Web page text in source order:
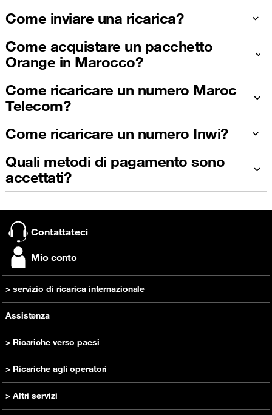
Come inviare una ricarica?
Come acquistare un pacchetto
Orange in Marocco?
Come ricaricare un numero Maroc
Telecom?
Come ricaricare un numero Inwi?
Quali metodi di pagamento sono
accettati?
> servizio di ricarica internazionale
inviare una ricarica
Assistenza
> Ricariche verso paesi
Ricarica Camerun
Ricarica RD Congo
Ricarica Costa d'Avorio
> Ricariche agli operatori
Ricarica Orange Camerun
Ricarica Orange RD Congo
> Altri servizi
Contattateci
Mio conto